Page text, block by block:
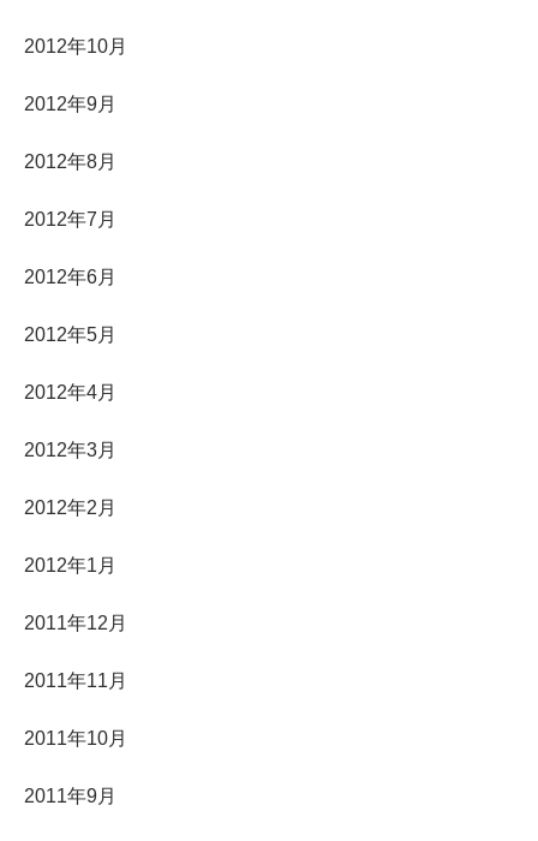
2012年10月
2012年9月
2012年8月
2012年7月
2012年6月
2012年5月
2012年4月
2012年3月
2012年2月
2012年1月
2011年12月
2011年11月
2011年10月
2011年9月